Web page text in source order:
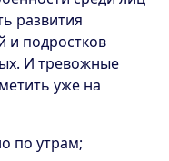
развития
и подростков
И тревожные
уже на
по утрам;